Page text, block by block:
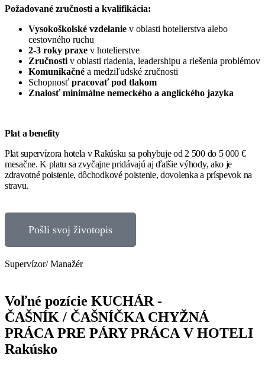
Požadované zručnosti a kvalifikácia:
Vysokoškolské vzdelanie v oblasti hotelierstva alebo
cestovného ruchu
2-3 roky praxe v hotelierstve
Zručnosti v oblasti riadenia, leadershipu a riešenia problémov
Komunikačné a medziľudské zručnosti
Schopnosť pracovať pod tlakom
Znalosť minimálne nemeckého a anglického jazyka
Plat a benefity
Plat supervízora hotela v Rakúsku sa pohybuje od 2 500 do 5 000 €
mesačne. K platu sa zvyčajne pridávajú aj ďalšie výhody, ako je
zdravotné poistenie, dôchodkové poistenie, dovolenka a príspevok na
stravu.
Pošli svoj životopis
Supervízor/ Manažér
Voľné pozície KUCHÁR -
ČAŠNÍK / ČAŠNÍČKA CHYŽNÁ
PRÁCA PRE PÁRYPRÁCA V HOTELI
Rakúsko